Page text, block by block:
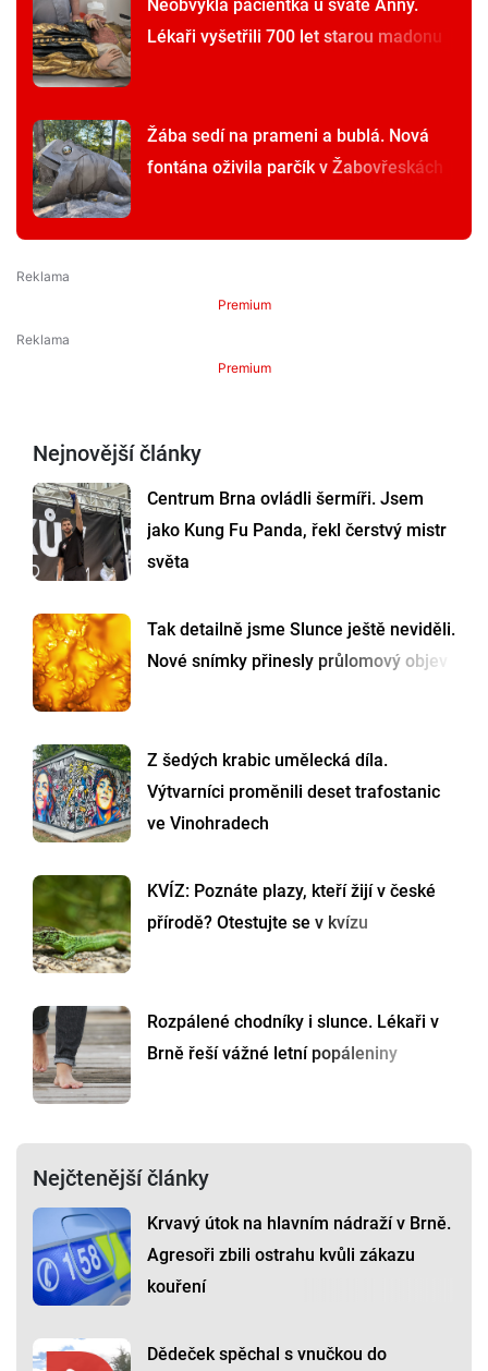
Neobvyklá pacientka u svaté Anny.
Lékaři vyšetřili 700 let starou madonu
Žába sedí na prameni a bublá. Nová
fontána oživila parčík v Žabovřeskách
Premium
Premium
Nejnovější články
Centrum Brna ovládli šermíři. Jsem
jako Kung Fu Panda, řekl čerstvý mistr
světa
Tak detailně jsme Slunce ještě neviděli.
Nové snímky přinesly průlomový objev
Z šedých krabic umělecká díla.
Výtvarníci proměnili deset trafostanic
ve Vinohradech
KVÍZ: Poznáte plazy, kteří žijí v české
přírodě? Otestujte se v kvízu
Rozpálené chodníky i slunce. Lékaři v
Brně řeší vážné letní popáleniny
Nejčtenější články
Krvavý útok na hlavním nádraží v Brně.
Agresoři zbili ostrahu kvůli zákazu
kouření
Dědeček spěchal s vnučkou do